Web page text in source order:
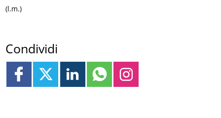
(l.m.)
Condividi